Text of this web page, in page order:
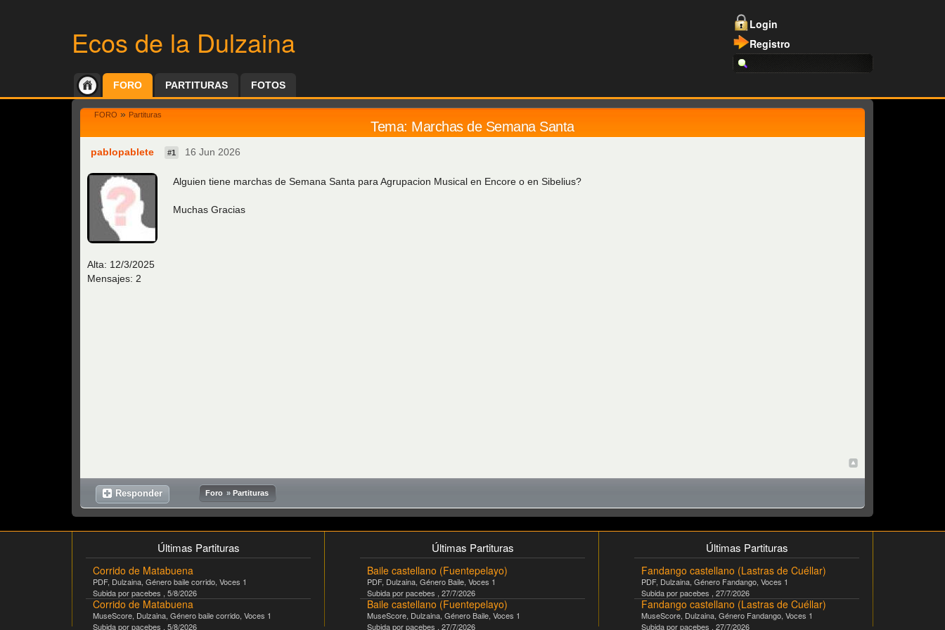
Ecos de la Dulzaina
Login
Registro
FORO PARTITURAS FOTOS
FORO » Partituras
Tema: Marchas de Semana Santa
pablopablete
Alta: 12/3/2025
Mensajes: 2
#1 16 Jun 2026
Alguien tiene marchas de Semana Santa para Agrupacion Musical en Encore o en Sibelius?
Muchas Gracias
Responder Foro » Partituras
Últimas Partituras
Corrido de Matabuena
PDF, Dulzaina , Génerobaile corrido , Voces 1
Subida porpacebes 5/8/2026
Corrido de Matabuena
MuseScore Dulzaina , Génerobaile corrido , Voces 1
Subida porpacebes 5/8/2026
Últimas Partituras
Baile castellano (Fuentepelayo)
PDF, Dulzaina , Género Baile , Voces 1
Subida porpacebes 27/7/2026
Baile castellano (Fuentepelayo)
MuseScore Dulzaina , Género Baile , Voces 1
Subida porpacebes 27/7/2026
Últimas Partituras
Fandango castellano (Lastras de Cuéllar)
PDF, Dulzaina , Género Fandango , Voces 1
Subida porpacebes 27/7/2026
Fandango castellano (Lastras de Cuéllar)
MuseScore Dulzaina , Género Fandango , Voces 1
Subida porpacebes 27/7/2026